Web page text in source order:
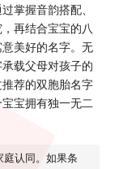
掌握音韵搭配、
再结合宝宝的八
美好的名字。无
载父母对孩子的
荐的双胞胎名字
宝拥有独一无二
庭认同。如果条